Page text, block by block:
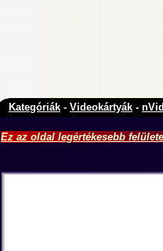
Kategóriák - Videokártyák -
Ez az oldal legértékesebb